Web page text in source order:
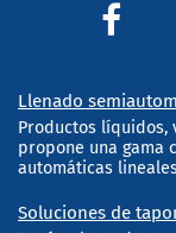
Llenado
Productos líquidos,
propone una gama
automáticas
Soluciones de